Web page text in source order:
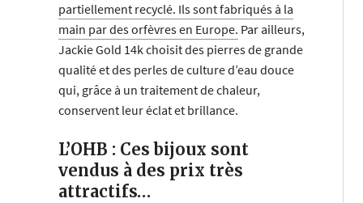
partiellement recyclé. Ils sont fabriqués à la
main par des orfèvres en Europe. Par ailleurs,
Jackie Gold 14k choisit des pierres de grande
qualité et des perles de culture d’eau douce
qui, grâce à un traitement de chaleur,
conservent leur éclat et brillance.
L’OHB : Ces bijoux sont
vendus à des prix très
attractifs…